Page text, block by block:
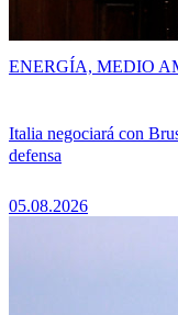
Italia negociará con
defensa
05.08.2026
ENERGÍA, MEDIO